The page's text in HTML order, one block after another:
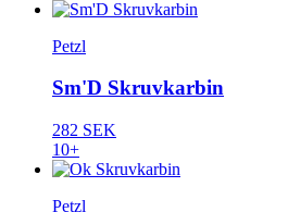
Petzl
Sm'D Skruvkarbin
282 SEK
10+
Petzl